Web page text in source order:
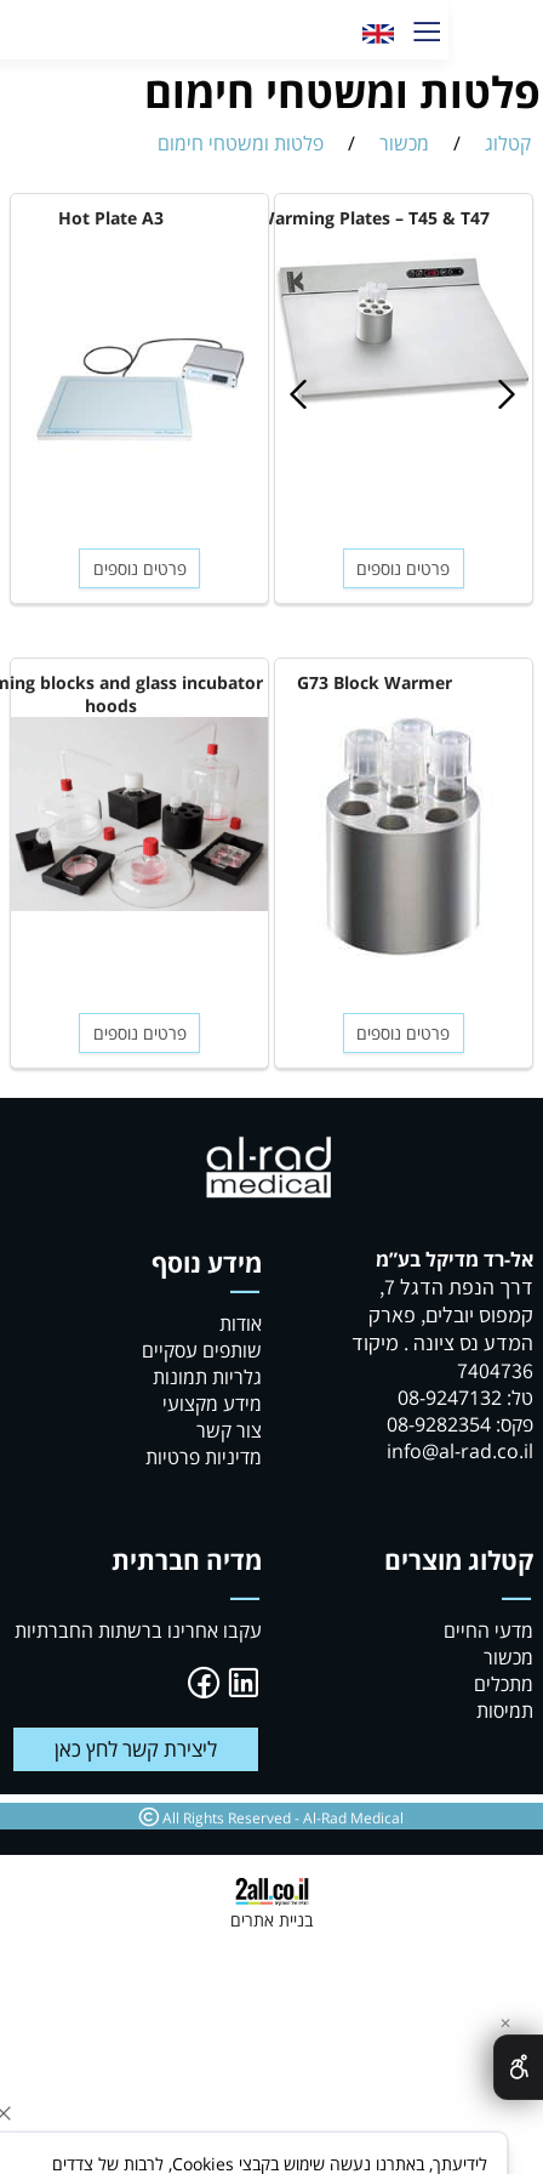
ומשטחי חימום
/ מכשור / פלטות ומשטחי חימום
Warming Plates – T45 & T47
פרטים נוספים
Hot Plate A3
פרטים נוספים
G73 Block Warmer
פרטים נוספים
Warming blocks and glass incubator
hoods
פרטים נוספים
מדיקל בע”מ
דרך הנפת הדגל 7,
יובלים, פארק
ציונה . מיקוד
info@al-
מידע נוסף
שותפים עסקיים
גלריות תמונות
מידע מקצועי
צור קשר
מדיניות פרטיות
מוצרים מדיה חברתית
עקבו אחרינו ברשתות החברתיות
ליצירת קשר לחץ כאן
All Rights Reserved - Al-Rad Medical
בניית אתרים
לידיעתך, באתרנו נעשה שימוש בקבצי Cookies, לרבות של צדדים